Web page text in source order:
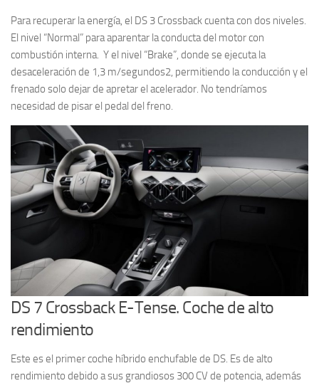
Para recuperar la energía, el DS 3 Crossback cuenta con dos niveles.
El nivel “Normal” para aparentar la conducta del motor con
combustión interna. Y el nivel “Brake”, donde se ejecuta la
desaceleración de 1,3 m/segundos2, permitiendo la conducción y el
frenado solo dejar de apretar el acelerador. No tendríamos
necesidad de pisar el pedal del freno.
DS 7 Crossback E-Tense. Coche de alto
rendimiento
Este es el primer coche híbrido enchufable de DS. Es de alto
rendimiento debido a sus grandiosos 300 CV de potencia, además